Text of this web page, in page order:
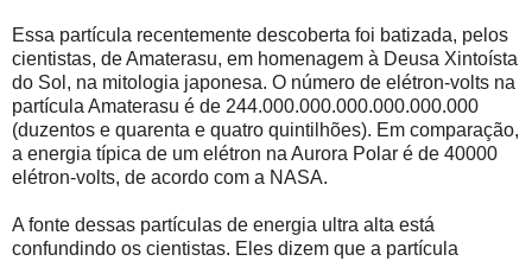
Essa partícula recentemente descoberta foi batizada, pelos
cientistas, de Amaterasu, em homenagem à Deusa Xintoísta
do Sol, na mitologia japonesa. O número de elétron-volts na
partícula Amaterasu é de 244.000.000.000.000.000.000
(duzentos e quarenta e quatro quintilhões). Em comparação,
a energia típica de um elétron na Aurora Polar é de 40000
elétron-volts, de acordo com a NASA.
A fonte dessas partículas de energia ultra alta está
confundindo os cientistas. Eles dizem que a partícula